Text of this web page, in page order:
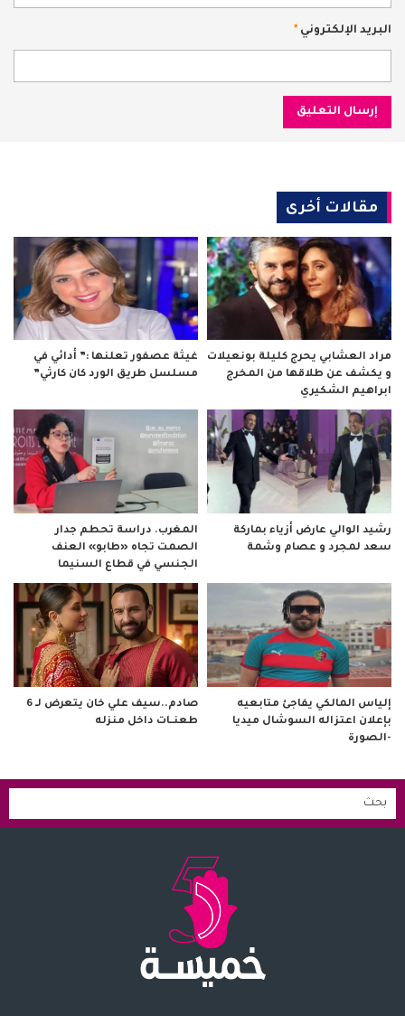
البريد الإلكتروني*
مقالات أخرى
مراد العشابي يحرج كليلة بونعيلات
و يكشف عن طلاقها من المخرج
ابراهيم الشكيري
غيثة عصفور تعلنها :” أدائي في
مسلسل طريق الورد كان كارثي”
رشيد الوالي عارض أزياء بماركة
سعد لمجرد و عصام وشمة
المغرب. دراسة تحطم جدار
الصمت تجاه «طابو» العنف
الجنسي في قطاع السنيما
إلياس المالكي يفاجئ متابعيه
بإعلان اعتزاله السوشال ميديا
-الصورة
صادم..سيف علي خان يتعرض لـ 6
طعنــات داخل منزله